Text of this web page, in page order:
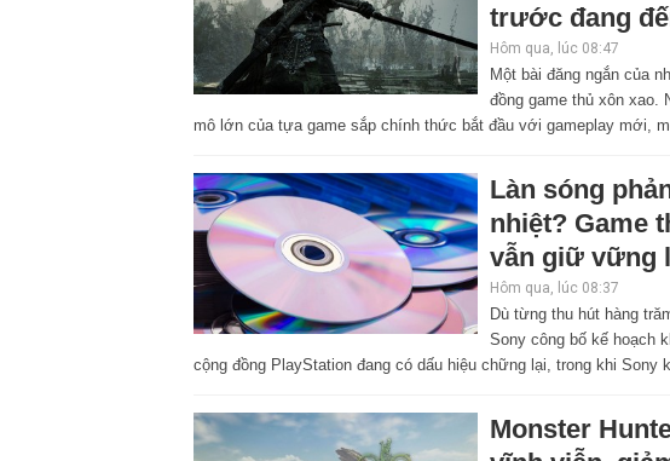
trước đang
Hôm qua, lúc 08:47
Một bài đăng ngắn của
đồng game thủ xôn xao.
mô lớn của tựa game sắp chính thức bắt đầu với gameplay mới,
Làn sóng
nhiệt? Game
vẫn giữ vững
Hôm qua, lúc 08:37
Dù từng thu hút hàng
Sony công bố kế hoạch
cộng đồng PlayStation đang có dấu hiệu chững lại, trong khi Sony
Monster